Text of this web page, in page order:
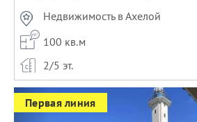
Недвижимость в Ахелой
100 кв.м
2/5 эт.
Previous
Первая линия